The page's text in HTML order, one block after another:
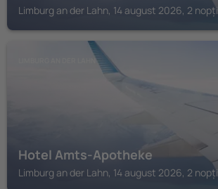
Limburg an der Lahn, 14 august 2026, 2 nopți
LIMBURG AN DER LAHN
Hotel Amts-Apotheke
Limburg an der Lahn, 14 august 2026, 2 nopți